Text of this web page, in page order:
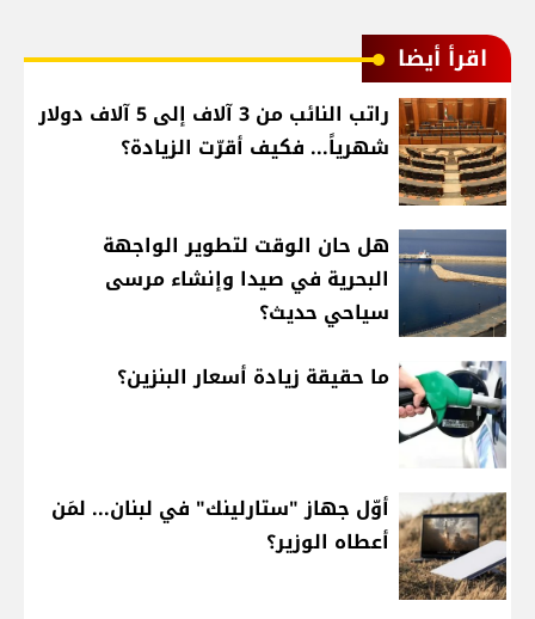
اقرأ أيضا
راتب النائب من 3 آلاف إلى 5 آلاف دولار
شهرياً... فكيف أقرّت الزيادة؟
هل حان الوقت لتطوير الواجهة
البحرية في صيدا وإنشاء مرسى
سياحي حديث؟
ما حقيقة زيادة أسعار البنزين؟
أوّل جهاز "ستارلينك" في لبنان... لمَن
أعطاه الوزير؟